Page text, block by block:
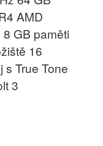
AMD
GB paměti
16
s True Tone
3